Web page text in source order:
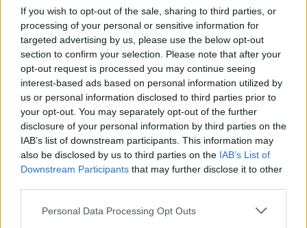
If you wish to opt-out of the sale, sharing to third parties, or
processing of your personal or sensitive information for
targeted advertising by us, please use the below opt-out
section to confirm your selection. Please note that after your
opt-out request is processed you may continue seeing
interest-based ads based on personal information utilized by
us or personal information disclosed to third parties prior to
your opt-out. You may separately opt-out of the further
disclosure of your personal information by third parties on the
IAB’s list of downstream participants. This information may
also be disclosed by us to third parties on the IAB’s List of
Downstream Participants that may further disclose it to other
Personal Data Processing Opt Outs
není o lobbingu oteplovací lobby, nebo buzerací z
Bruseli. Čím víc se bude zdražovat ropa (a konec je v
nedohlednu), tak se budou elkáry prodávat víc, i střešní fve
se budou montovat i když zařezali Zelenou úsporu.
Jsem zvědavý na Epiq od Škodárny za 600 tisíc, ta by mohla
být super.
Odpovědět
RČ Radek Čuda 8.6.2026 12:48 Reaguje na Pavel Hanzl
Čecháčci to chápali vždy, jen prostě si uměli
spočítat, kdy se to komu začne vyplácet a kdy ne. Asi
jako vy s tou vaší FVE na střeše ... taky jste ji mohl
krásně mít už před 10 lety, že jo;-)? Ale nevycházelo to;-).
No, vy si ten Epiq nekoupíte tak jako tak:-), takže vám to